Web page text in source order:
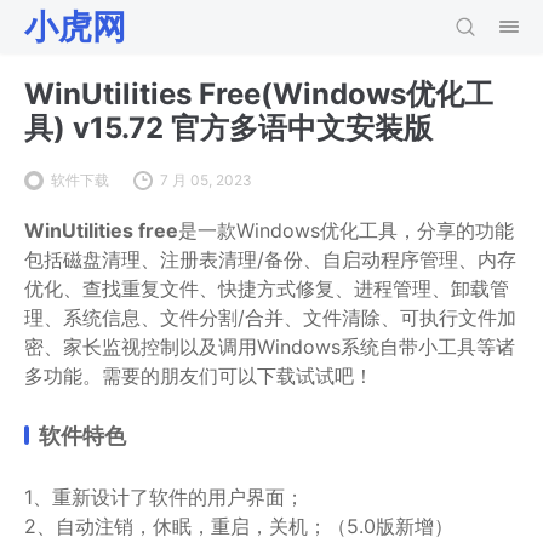
小虎网
WinUtilities Free(Windows优化工
具) v15.72 官方多语中文安装版
软件下载 7 月 05, 2023
WinUtilities free是一款Windows优化工具，分享的功能
包括磁盘清理、注册表清理/备份、自启动程序管理、内存
优化、查找重复文件、快捷方式修复、进程管理、卸载管
理、系统信息、文件分割/合并、文件清除、可执行文件加
密、家长监视控制以及调用Windows系统自带小工具等诸
多功能。需要的朋友们可以下载试试吧！
软件特色
1、重新设计了软件的用户界面；
2、自动注销，休眠，重启，关机；（5.0版新增）